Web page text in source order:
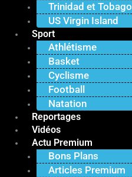
Trinidad et Tobago
US Virgin Island
Sport
Athlétisme
Basket
Cyclisme
Football
Natation
Reportages
Vidéos
Actu Premium
Bons Plans
Articles Premium